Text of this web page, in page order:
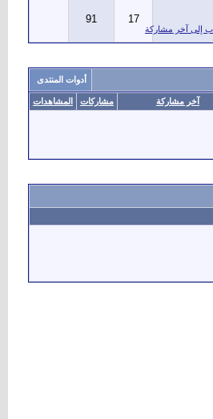
17
91
أدوات المنتدى
آخر مشاركة مشاركات المشاهدات